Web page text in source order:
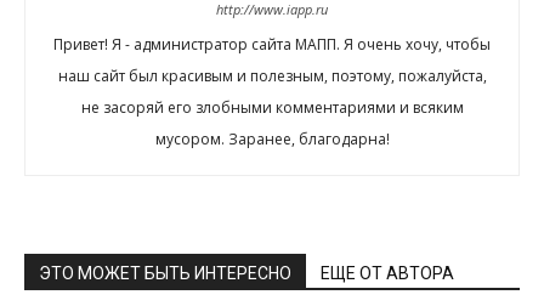
http://www.iapp.ru
Привет! Я - администратор сайта МАПП. Я очень хочу, чтобы
наш сайт был красивым и полезным, поэтому, пожалуйста,
не засоряй его злобными комментариями и всяким
мусором. Заранее, благодарна!
ЭТО МОЖЕТ БЫТЬ ИНТЕРЕСНО ЕЩЕ ОТ АВТОРА